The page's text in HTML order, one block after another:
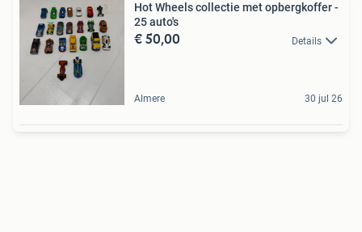
Hot Wheels collectie met opbergkoffer -
25 auto's
€ 50,00 Details
Almere 30 jul 26